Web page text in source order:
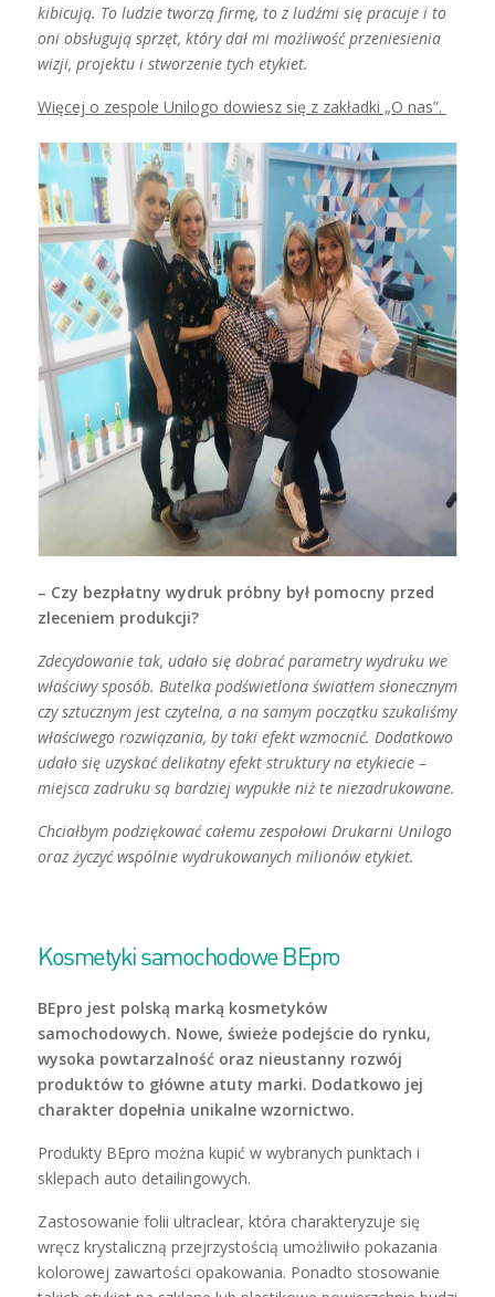
kibicują. To ludzie tworzą firmę, to z ludźmi się pracuje i to
oni obsługują sprzęt, który dał mi możliwość przeniesienia
wizji, projektu i stworzenie tych etykiet.
Więcej o zespole Unilogo dowiesz się z zakładki „O nas”.
– Czy bezpłatny wydruk próbny był pomocny przed
zleceniem produkcji?
Zdecydowanie tak, udało się dobrać parametry wydruku we
właściwy sposób. Butelka podświetlona światłem słonecznym
czy sztucznym jest czytelna, a na samym początku szukaliśmy
właściwego rozwiązania, by taki efekt wzmocnić. Dodatkowo
udało się uzyskać delikatny efekt struktury na etykiecie –
miejsca zadruku są bardziej wypukłe niż te niezadrukowane.
Chciałbym podziękować całemu zespołowi Drukarni Unilogo
oraz życzyć wspólnie wydrukowanych milionów etykiet.
Kosmetyki samochodowe BEpro
BEpro jest polską marką kosmetyków
samochodowych. Nowe, świeże podejście do rynku,
wysoka powtarzalność oraz nieustanny rozwój
produktów to główne atuty marki. Dodatkowo jej
charakter dopełnia unikalne wzornictwo.
Produkty BEpro można kupić w wybranych punktach i
sklepach auto detailingowych.
Zastosowanie folii ultraclear, która charakteryzuje się
wręcz krystaliczną przejrzystością umożliwiło pokazania
kolorowej zawartości opakowania. Ponadto stosowanie